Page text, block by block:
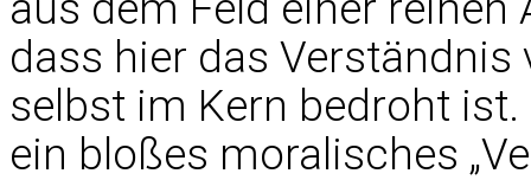
dass hier das
selbst im Kern bedroht
ein bloßes moralisches